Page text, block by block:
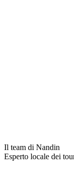
Il team di Nandin
Esperto locale dei